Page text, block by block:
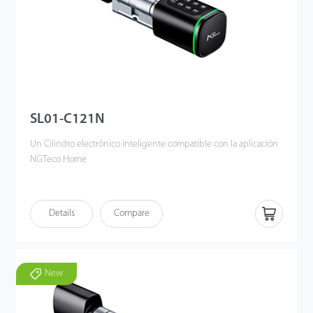
SL01-C121N
Un Cilindro electrónico inteligente compatible con la aplicación
NGTeco Home
Details Compare
New